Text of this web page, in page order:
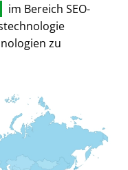
im Bereich SEO-
zu